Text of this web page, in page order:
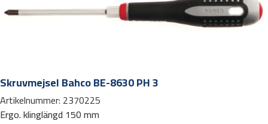
Skruvmejsel Bahco BE-8630 PH 3
Artikelnummer: 2370225
Ergo. klinglängd 150 mm